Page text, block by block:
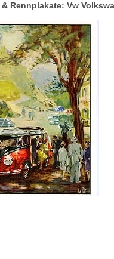
& Rennplakate: Vw